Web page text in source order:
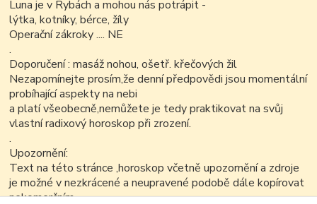
Luna je v Rybách a mohou nás potrápit -
lýtka, kotníky, bérce, žíly
Operační zákroky .... NE
.
Doporučení : masáž nohou, ošetř. křečových žil
Nezapomínejte prosím,že denní předpovědi jsou momentální
probíhající aspekty na nebi
a platí všeobecně,nemůžete je tedy praktikovat na svůj
vlastní radixový horoskop při zrození.
.
Upozornění:
Text na této stránce ,horoskop včetně upozornění a zdroje
je možné v nezkrácené a neupravené podobě dále kopírovat
nekomerčním